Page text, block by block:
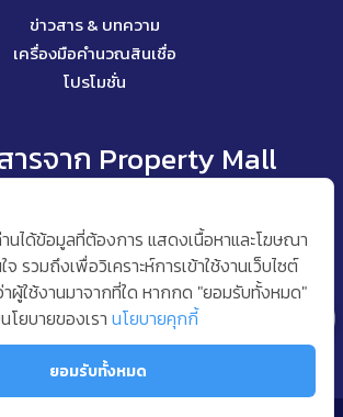
ข่าวสาร & บทความ
เครื่องมือคำนวณสินเชื่อ
โปรโมชั่น
ารจาก Property Mall
ติดตามเราได้ที่
านได้ข้อมูลที่ต้องการ แสดงเนื้อหาและโฆษณา
รวมถึงเพื่อวิเคราะห์การเข้าใช้งานเว็บไซต์
าผู้ใช้งานมาจากที่ใด หากกด "ยอมรับทั้งหมด"
โยบายของเรา นโยบายคุกกี้
ยอมรับทั้งหมด